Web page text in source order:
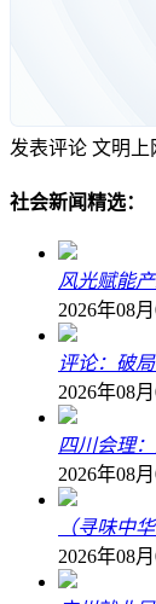
发表评论 文明上
社会新闻精选：
风光赋能
2026年08
评论：破
2026年08
四川会理
2026年08
（寻味中
2026年08